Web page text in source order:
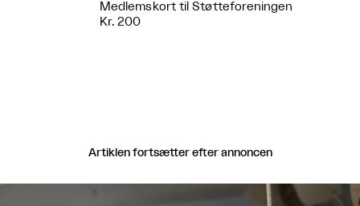
Medlemskort til Støtteforeningen
Kr. 200
Artiklen fortsætter efter annoncen